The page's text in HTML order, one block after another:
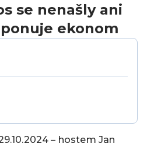
se nenašly ani
ekonom
– hostem Jan